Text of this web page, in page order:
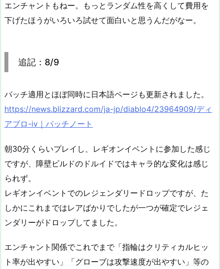
エンチャントもねー。もっとランダム性を高くして費用を
下げたほうがいろいろ試せて面白いと思うんだがなー。
追記：8/9
パッチ適用とほぼ同時に日本語ページも更新されました。
https://news.blizzard.com/ja-jp/diablo4/23964909/ディ
アブロ-iv｜パッチノート
朝30分くらいプレイし、レギオンイベントに参加した感じ
ですが、障壁ビルドのドルイドではキャラ的な変化は感じ
られず。
レギオンイベントでのレジェンダリードロップですが、た
しかにこれまではレアばかりでしたが一つが確定でレジェ
ンダリーがドロップしてました。
エンチャント関係でこれでまで「指輪はクリティカルヒッ
ト率が出やすい」「グローブは攻撃速度が出やすい」等の